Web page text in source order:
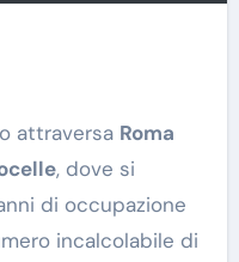
attraversa Roma
, dove si
di occupazione
incalcolabile di